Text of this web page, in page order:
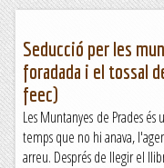
Seducció per les
foradada i el tossal
feec)
Les Muntanyes de Prades és
temps que no hi anava,
arreu. Després de llegir el